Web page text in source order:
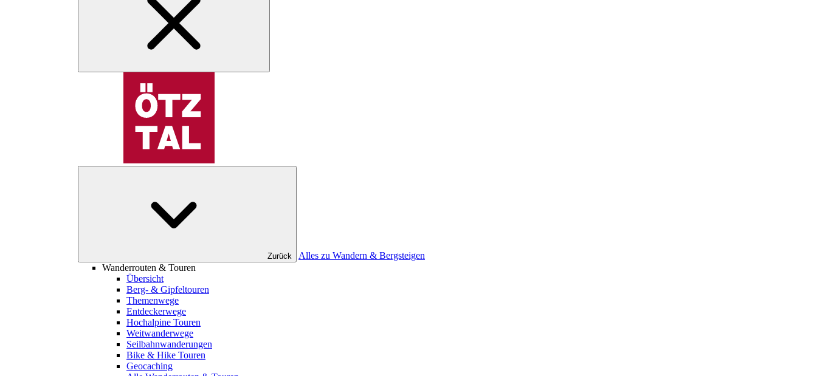
Zurück
Alles zu Wandern & Bergsteigen
Wanderrouten & Touren
Übersicht
Berg- & Gipfeltouren
Themenwege
Entdeckerwege
Hochalpine Touren
Weitwanderwege
Seilbahnwanderungen
Bike & Hike Touren
Geocaching